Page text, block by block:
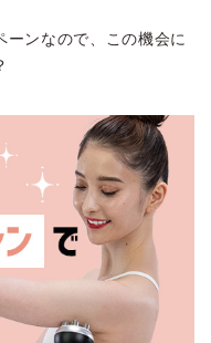
ーンなので、この機会に